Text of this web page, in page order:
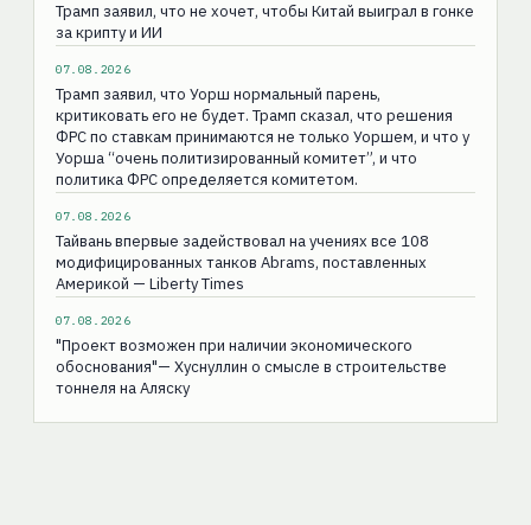
Трамп заявил, что не хочет, чтобы Китай выиграл в гонке
за крипту и ИИ
07.08.2026
Трамп заявил, что Уорш нормальный парень,
критиковать его не будет. Трамп сказал, что решения
ФРС по ставкам принимаются не только Уоршем, и что у
Уорша “очень политизированный комитет”, и что
политика ФРС определяется комитетом.
07.08.2026
Тайвань впервые задействовал на учениях все 108
модифицированных танков Abrams, поставленных
Америкой — Liberty Times
07.08.2026
"Проект возможен при наличии экономического
обоснования"— Хуснуллин о смысле в строительстве
тоннеля на Аляску